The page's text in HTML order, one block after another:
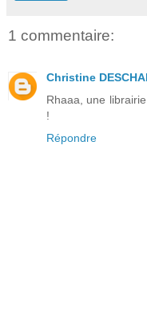
1 commentaire:
Christine
Rhaaa, une
!
Répondre